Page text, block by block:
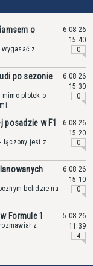
o
wygasać z
6.08.26
15:40
0
po sezonie
mimo plotek o
6.08.26
15:30
0
posadzie w F1
łączony jest z
6.08.26
15:20
0
bolidzie na
6.08.26
15:10
0
Formule 1
z
5.08.26
11:39
4